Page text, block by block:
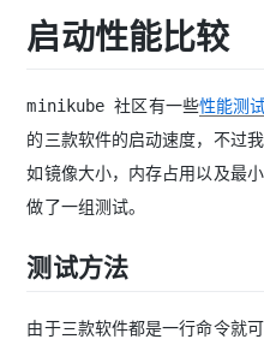
启动性能比较
minikube 社区有一些性能测
的三款软件的启动速度，不过
如镜像大小，内存占用以及最
做了一组测试。
测试方法
由于三款软件都是一行命令就